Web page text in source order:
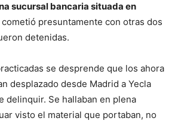
sucursal bancaria situada en
cometió presuntamente con otras dos
detenidas.
se desprende que los ahora
desplazado desde Madrid a Yecla
delinquir. Se hallaban en plena
visto el material que portaban, no